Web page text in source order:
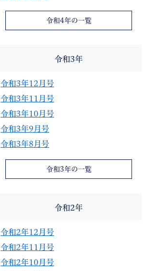
令和4年の一覧
令和3年
令和3年12月号
令和3年11月号
令和3年10月号
令和3年9月号
令和3年8月号
令和3年の一覧
令和2年
令和2年12月号
令和2年11月号
令和2年10月号